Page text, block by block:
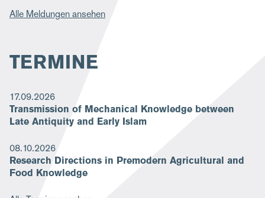
Alle Meldungen ansehen
TERMINE
17.09.2026
Transmission of Mechanical Knowledge between
Late Antiquity and Early Islam
08.10.2026
Research Directions in Premodern Agricultural and
Food Knowledge